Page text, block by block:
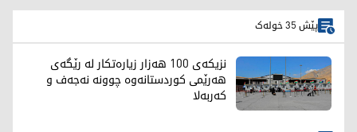
پێش 35 خولەک
نزیکەی 100 هەزار زیارەتکار لە رێگەی
هەرێمی کوردستانەوە چوونە نەجەف و
کەربەلا